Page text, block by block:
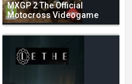
MXGP 2 The Official
Motocross Videogame